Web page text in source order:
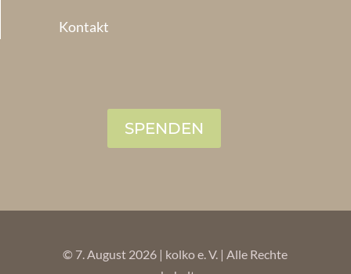
Kontakt
SPENDEN
© 7. August 2026 | kolko e. V. | Alle Rechte